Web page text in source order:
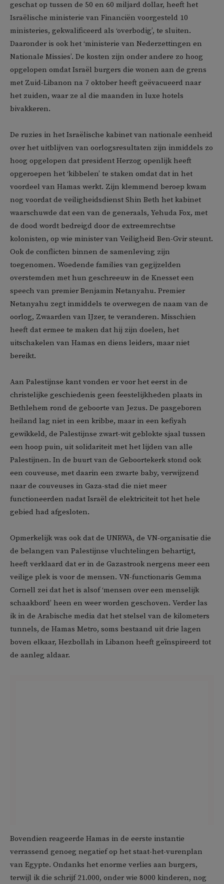
geschat op tussen de 50 en 60 miljard dollar, heeft het
Israëlische ministerie van Financiën voorgesteld 10
ministeries, gekwalificeerd als ‘overbodig’, te sluiten.
Daaronder is ook het ‘ministerie van Nederzettingen en
Nationale Missies’. De kosten zijn onder andere zo hoog
opgelopen omdat Israël burgers die wonen aan de grens
met Zuid-Libanon na 7 oktober heeft geëvacueerd naar
het zuiden, waar ze al die maanden in luxe hotels
bivakkeren.
De ruzies in het Israëlische kabinet van nationale eenheid
over het uitblijven van oorlogsresultaten zijn inmiddels zo
hoog opgelopen dat president Herzog openlijk heeft
opgeroepen het ‘kibbelen’ te staken omdat dat in het
voordeel van Hamas werkt. Zijn klemmend beroep kwam
nog voordat de veiligheidsdienst Shin Beth het kabinet
waarschuwde dat een van de generaals, Yehuda Fox, met
de dood wordt bedreigd door de extreemrechtse
kolonisten, op wie minister van Veiligheid Ben-Gvir steunt.
Ook de conflicten binnen de samenleving zijn
toegenomen. Woedende families van gegijzelden
overstemden met hun geschreeuw in de Knesset een
speech van premier Benjamin Netanyahu. Premier
Netanyahu zegt inmiddels te overwegen de naam van de
oorlog, Zwaarden van IJzer, te veranderen. Misschien
heeft dat ermee te maken dat hij zijn doelen, het
uitschakelen van Hamas en diens leiders, maar niet
bereikt.
Aan Palestijnse kant vonden er voor het eerst in de
christelijke geschiedenis geen feestelijkheden plaats in
Bethlehem rond de geboorte van Jezus. De pasgeboren
heiland lag niet in een kribbe, maar in een kefiyah
gewikkeld, de Palestijnse zwart-wit geblokte sjaal tussen
een hoop puin, uit solidariteit met het lijden van alle
Palestijnen. In de buurt van de Geboortekerk stond ook
een couveuse, met daarin een zwarte baby, verwijzend
naar de couveuses in Gaza-stad die niet meer
functioneerden nadat Israël de elektriciteit tot het hele
gebied had afgesloten.
Opmerkelijk was ook dat de UNRWA, de VN-organisatie die
de belangen van Palestijnse vluchtelingen behartigt,
heeft verklaard dat er in de Gazastrook nergens meer een
veilige plek is voor de mensen. VN-functionaris Gemma
Cornell zei dat het is alsof ‘mensen over een menselijk
schaakbord’ heen en weer worden geschoven. Verder las
ik in de Arabische media dat het stelsel van de kilometers
tunnels, de Hamas Metro, soms bestaand uit drie lagen
boven elkaar, Hezbollah in Libanon heeft geïnspireerd tot
de aanleg aldaar.
Bovendien reageerde Hamas in de eerste instantie
verrassend genoeg negatief op het staat-het-vurenplan
van Egypte. Ondanks het enorme verlies aan burgers,
terwijl ik die schrijf 21.000, onder wie 8000 kinderen, nog